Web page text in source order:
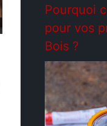
Pourquoi
pour vos
Bois ?